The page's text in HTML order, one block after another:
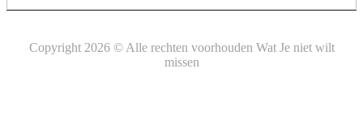
Copyright 2026 © Alle rechten voorhouden Wat Je niet wilt
missen